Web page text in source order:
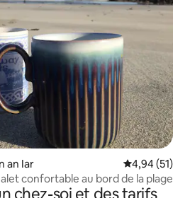
an Iar Évaluation
4,94 (51)
confortable au bord de la plage
chez-soi et des tarifs